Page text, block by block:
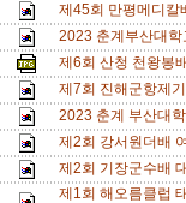
제45회 만평메디
2023 춘계부산대
제6회 산청 천왕봉
제7회 진해군항제
2023 춘계 부산대
제2회 강서원더배
제2회 기장군수배
제1회 해오름클럽